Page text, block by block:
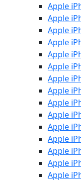
Apple
Apple
Apple
Apple
Apple
Apple
Apple
Apple
Apple
Apple
Apple
Apple
Apple
Apple
Apple